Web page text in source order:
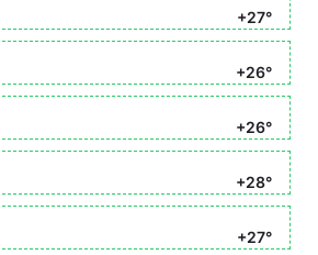
+27°
+26°
+26°
+28°
+27°